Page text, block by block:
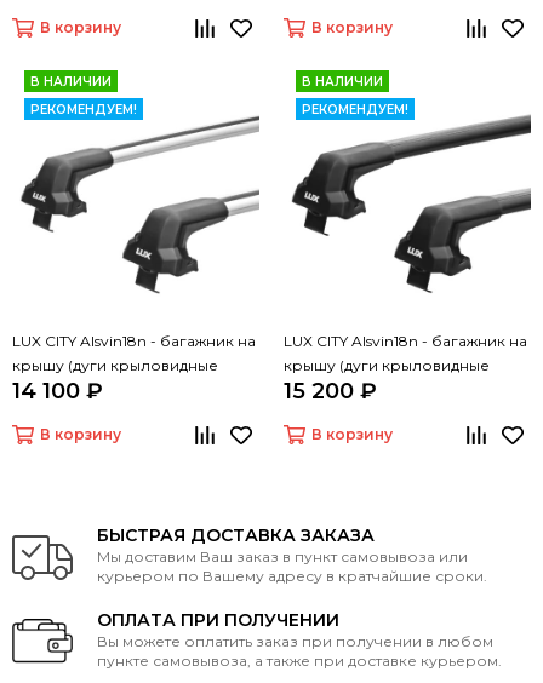
В корзину В корзину
В НАЛИЧИИ
РЕКОМЕНДУЕМ!
LUX CITY Alsvin18n - багажник на
крышу (дуги крыловидные
серые 105 см)
14 100 ₽
В корзину
В НАЛИЧИИ
РЕКОМЕНДУЕМ!
LUX CITY Alsvin18n - багажник на
крышу (дуги крыловидные
черные 105 см)
15 200 ₽
В корзину
БЫСТРАЯ ДОСТАВКА ЗАКАЗА
Мы доставим Ваш заказ в пункт самовывоза или
курьером по Вашему адресу в кратчайшие сроки.
ОПЛАТА ПРИ ПОЛУЧЕНИИ
Вы можете оплатить заказ при получении в любом
пункте самовывоза, а также при доставке курьером.